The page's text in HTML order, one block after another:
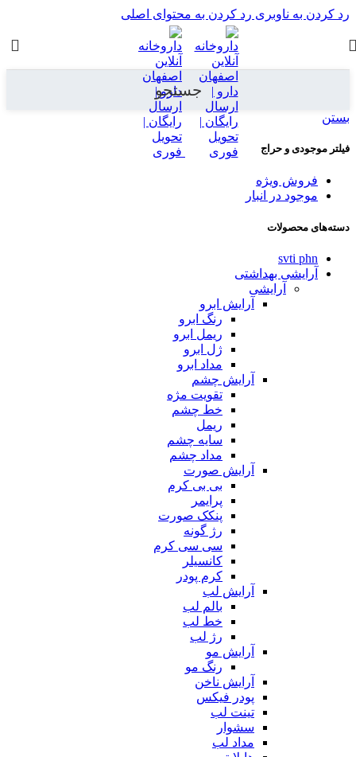
رد کردن به ناوبری رد کردن به محتوای اصلی
جستجو
بستن
فیلتر موجودی و حراج
فروش ویژه
موجود در انبار
دسته‌های محصولات
svti phn
آرایشی بهداشتی
آرایشی
آرایش ابرو
رنگ ابرو
ریمل ابرو
ژل ابرو
مداد ابرو
آرایش چشم
تقویت مژه
خط چشم
ریمل
سایه چشم
مداد چشم
آرایش صورت
بی بی کرم
پرایمر
پنکک صورت
رژ گونه
سی سی کرم
کانسیلر
کرم پودر
آرایش لب
بالم لب
خط لب
رژ لب
آرایش مو
رنگ مو
آرایش ناخن
پودر فیکس
تینت لب
سشوار
مداد لب